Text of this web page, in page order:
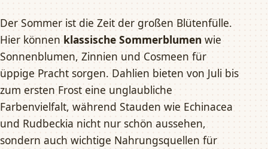
Der Sommer ist die Zeit der großen Blütenfülle.
Hier können klassische Sommerblumen wie
Sonnenblumen, Zinnien und Cosmeen für
üppige Pracht sorgen. Dahlien bieten von Juli bis
zum ersten Frost eine unglaubliche
Farbenvielfalt, während Stauden wie Echinacea
und Rudbeckia nicht nur schön aussehen,
sondern auch wichtige Nahrungsquellen für